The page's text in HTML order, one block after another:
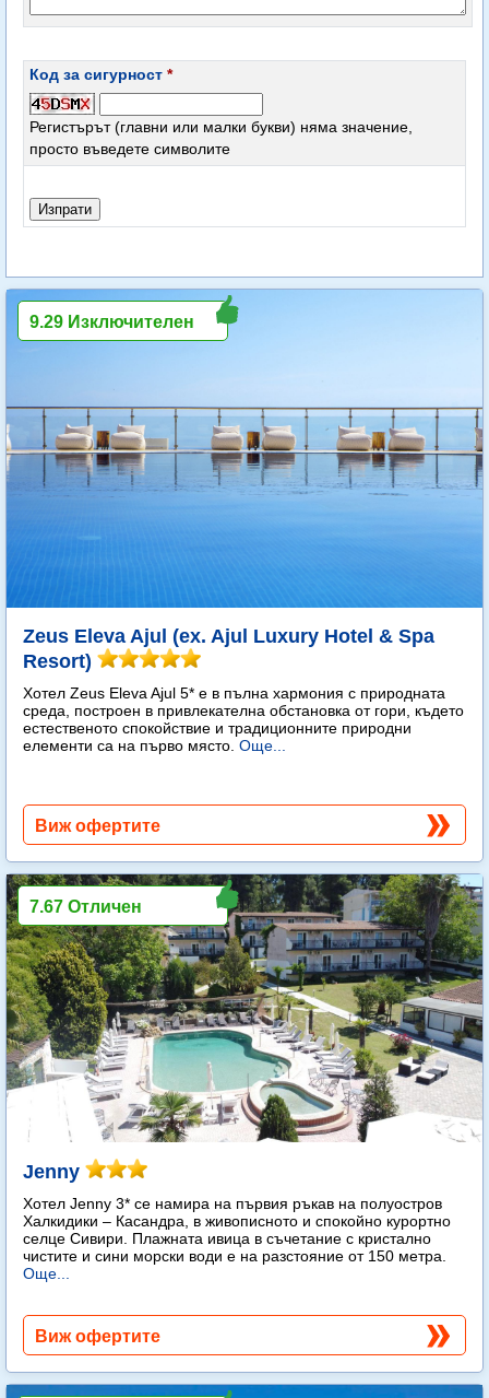
Код за сигурност *
Регистърът (главни или малки букви) няма значение,
просто въведете символите
Zeus Eleva Ajul (ex. Ajul Luxury Hotel & Spa
Resort)
Хотел Zeus Eleva Ajul 5* е в пълна хармония с природната
среда, построен в привлекателна обстановка от гори, където
естественото спокойствие и традиционните природни
елементи са на първо място. Още...
9.29 Изключителен
Виж офертите
Jenny
Хотел Jenny 3* се намира на първия ръкав на полуостров
Халкидики – Касандра, в живописното и спокойно курортно
селце Сивири. Плажната ивица в съчетание с кристално
чистите и сини морски води е на разстояние от 150 метра.
Още...
7.67 Отличен
Виж офертите